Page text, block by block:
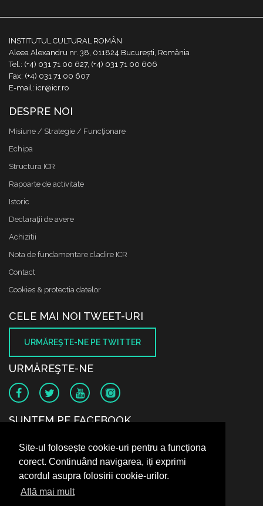
Site-ul folosește cookie-uri pentru a funcționa
corect. Continuând navigarea, iți exprimi
acordul asupra folosirii cookie-urilor.
Află mai mult
INSTITUTUL CULTURAL ROMÂN
Aleea Alexandru nr. 38, 011824 București, România
Tel.: (+4) 031 71 00 627, (+4) 031 71 00 606
Fax: (+4) 031 71 00 607
E-mail: icr@icr.ro
DESPRE NOI
Misiune / Strategie / Funcţionare
Echipa
Structura ICR
Rapoarte de activitate
Istoric
Declaraţii de avere
Achizitii
Nota de fundamentare cladire ICR
Contact
Cookies & protectia datelor
CELE MAI NOI TWEET-URI
URMĂREŞTE-NE PE TWITTER
URMĂREŞTE-NE
SUNTEM PE FACEBOOK